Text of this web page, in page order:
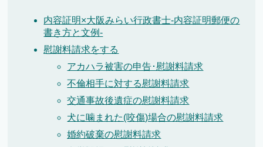
内容証明×大阪みらい行政書士-内容証明郵便の
書き方と文例-
慰謝料請求をする
アカハラ被害の申告･慰謝料請求
不倫相手に対する慰謝料請求
交通事故後遺症の慰謝料請求
犬に噛まれた(咬傷)場合の慰謝料請求
婚約破棄の慰謝料請求